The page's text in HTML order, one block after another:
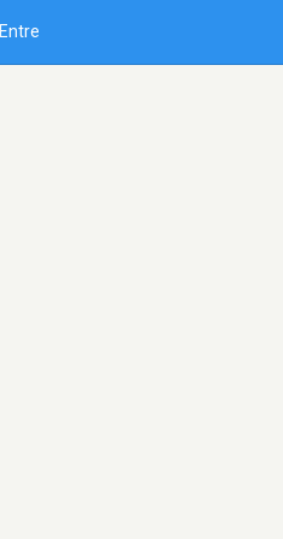
Entre